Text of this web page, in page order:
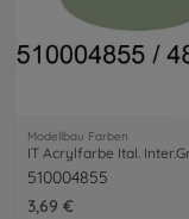
Modellbau Farben
510004855
3,69 €